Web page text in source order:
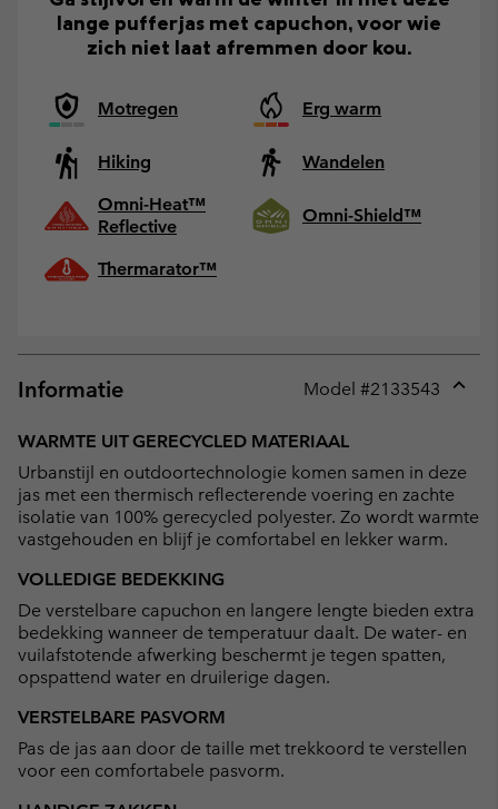
lange pufferjas met capuchon, voor wie
zich niet laat afremmen door kou.
Motregen Erg warm
Hiking
Wandelen
Omni-Heat™
Reflective
Omni-Shield™
Thermarator™
Informatie Model #2133543
WARMTE UIT GERECYCLED MATERIAAL
Urbanstijl en outdoortechnologie komen samen in deze
jas met een thermisch reflecterende voering en zachte
isolatie van 100% gerecycled polyester. Zo wordt warmte
vastgehouden en blijf je comfortabel en lekker warm.
VOLLEDIGE BEDEKKING
De verstelbare capuchon en langere lengte bieden extra
bedekking wanneer de temperatuur daalt. De water- en
vuilafstotende afwerking beschermt je tegen spatten,
opspattend water en druilerige dagen.
VERSTELBARE PASVORM
Pas de jas aan door de taille met trekkoord te verstellen
voor een comfortabele pasvorm.